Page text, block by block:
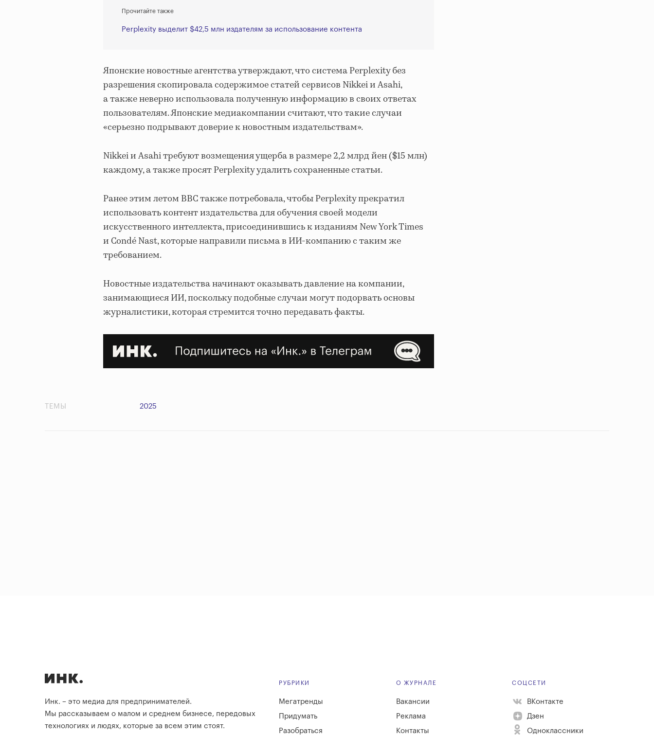
Прочитайте также
Perplexity выделит $42,5 млн издателям за использование контента
Японские новостные агентства утверждают, что система Perplexity без
разрешения скопировала содержимое статей сервисов Nikkei и Asahi,
а также неверно использовала полученную информацию в своих ответах
пользователям. Японские медиакомпании считают, что такие случаи
«серьезно подрывают доверие к новостным издательствам».
Nikkei и Asahi требуют возмещения ущерба в размере 2,2 млрд йен ($15 млн)
каждому, а также просят Perplexity удалить сохраненные статьи.
Ранее этим летом BBC также потребовала, чтобы Perplexity прекратил
использовать контент издательства для обучения своей модели
искусственного интеллекта, присоединившись к изданиям New York Times
и Condé Nast, которые направили письма в ИИ-компанию с таким же
требованием.
Новостные издательства начинают оказывать давление на компании,
занимающиеся ИИ, поскольку подобные случаи могут подорвать основы
журналистики, которая стремится точно передавать факты.
ТЕМЫ 2025
Инк. – это медиа для предпринимателей.
Мы рассказываем о малом и среднем бизнесе, передовых
технологиях и людях, которые за всем этим стоят.
РУБРИКИ
Мегатренды
Придумать
Разобраться
О ЖУРНАЛЕ
Вакансии
Реклама
Контакты
СОЦСЕТИ
ВКонтакте
Дзен
Одноклассники